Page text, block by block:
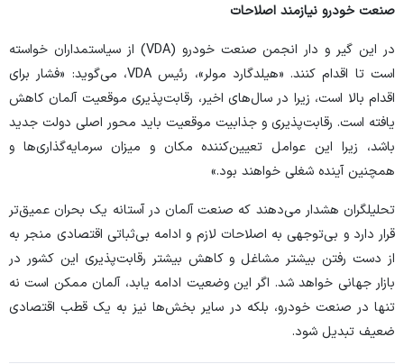
صنعت خودرو نیازمند اصلاحات
در این گیر و دار انجمن صنعت خودرو (VDA) از سیاستمداران خواسته
است تا اقدام کنند. «هیلدگارد مولر»، رئیس VDA، می‌گوید: «فشار برای
اقدام بالا است، زیرا در سال‌های اخیر، رقابت‌پذیری موقعیت آلمان کاهش
یافته است. رقابت‌پذیری و جذابیت موقعیت باید محور اصلی دولت جدید
باشد، زیرا این عوامل تعیین‌کننده مکان و میزان سرمایه‌گذاری‌ها و
همچنین آینده شغلی خواهند بود.»
تحلیلگران هشدار می‌دهند که صنعت آلمان در آستانه یک بحران عمیق‌تر
قرار دارد و بی‌توجهی به اصلاحات لازم و ادامه بی‌ثباتی اقتصادی منجر به
از دست رفتن بیشتر مشاغل و کاهش بیشتر رقابت‌پذیری این کشور در
بازار جهانی خواهد شد. اگر این وضعیت ادامه یابد، آلمان ممکن است نه
تنها در صنعت خودرو، بلکه در سایر بخش‌ها نیز به یک قطب اقتصادی
ضعیف تبدیل شود.